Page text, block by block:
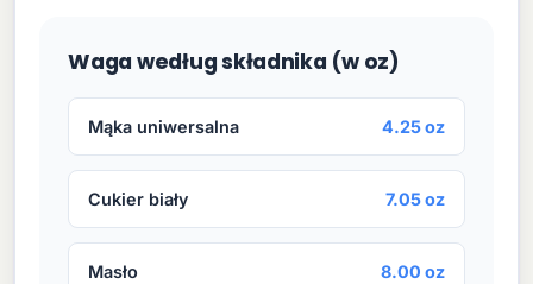
Waga według składnika (w oz)
Mąka uniwersalna 4.25 oz
Cukier biały 7.05 oz
Masło 8.00 oz